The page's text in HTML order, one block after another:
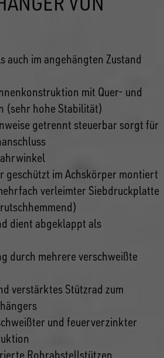
auch im angehängten Zustand
mit Quer- und
(sehr hohe Stabilität)
getrennt steuerbar sorgt für
geschützt im Achskörper montiert
verleimter Siebdruckplatte
dient abgeklappt als
durch mehrere verschweißte
verstärktes Stützrad zum
und feuerverzinkter
Rohrabstellstützen